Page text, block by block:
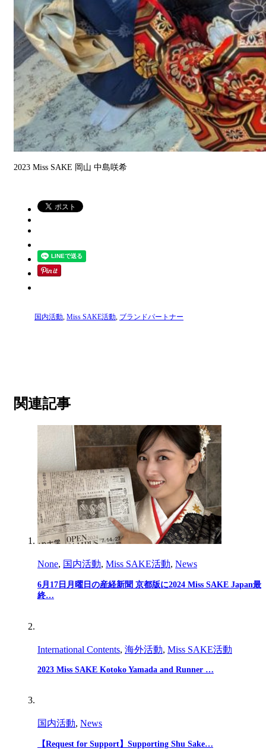
2023 Miss SAKE 岡山 中島咲希
国内活動 Miss SAKE活動 ブランドパートナー
関連記事
None, 国内活動, Miss SAKE活動, News
6月17日月曜日の産経新聞 京都版に2024 Miss SAKE Japan最
終…
International Contents, 海外活動, Miss SAKE活動
2023 Miss SAKE Kotoko Yamada and Runner …
国内活動, News
【Request for Support】Supporting Shu Sake…